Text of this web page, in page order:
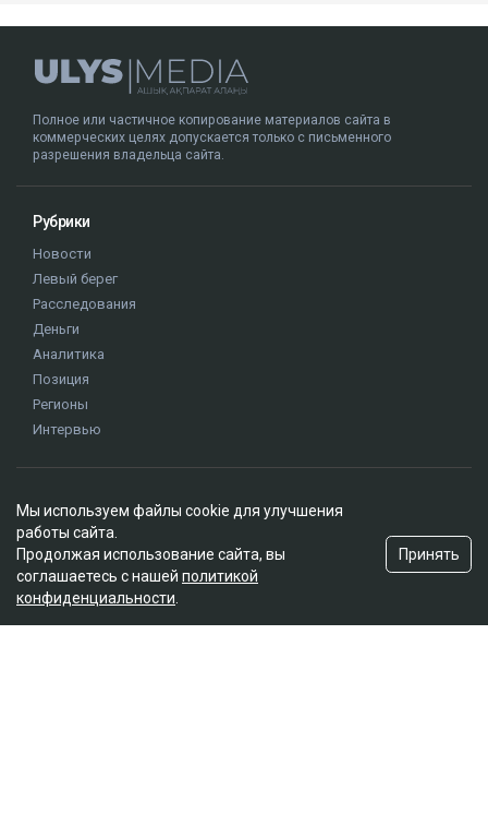
Полное или частичное копирование материалов сайта в
коммерческих целях допускается только с письменного
разрешения владельца сайта.
Рубрики
Новости
Левый берег
Расследования
Деньги
Аналитика
Позиция
Регионы
Интервью
О проекте
Правила сайта
Реклама на сайте
Контакты
Редакционная политика
Мы используем файлы cookie для улучшения
работы сайта.
Продолжая использование сайта, вы
соглашаетесь с нашей политикой
конфиденциальности
Принять